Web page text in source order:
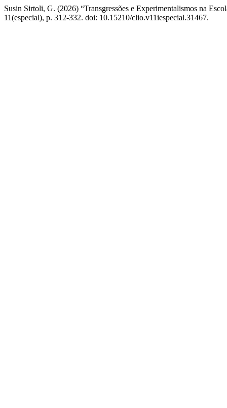
Susin Sirtoli, G. (2026) “Transgressões e Experimentalismos na
11(especial), p. 312-332. doi: 10.15210/clio.v11iespecial.31467.